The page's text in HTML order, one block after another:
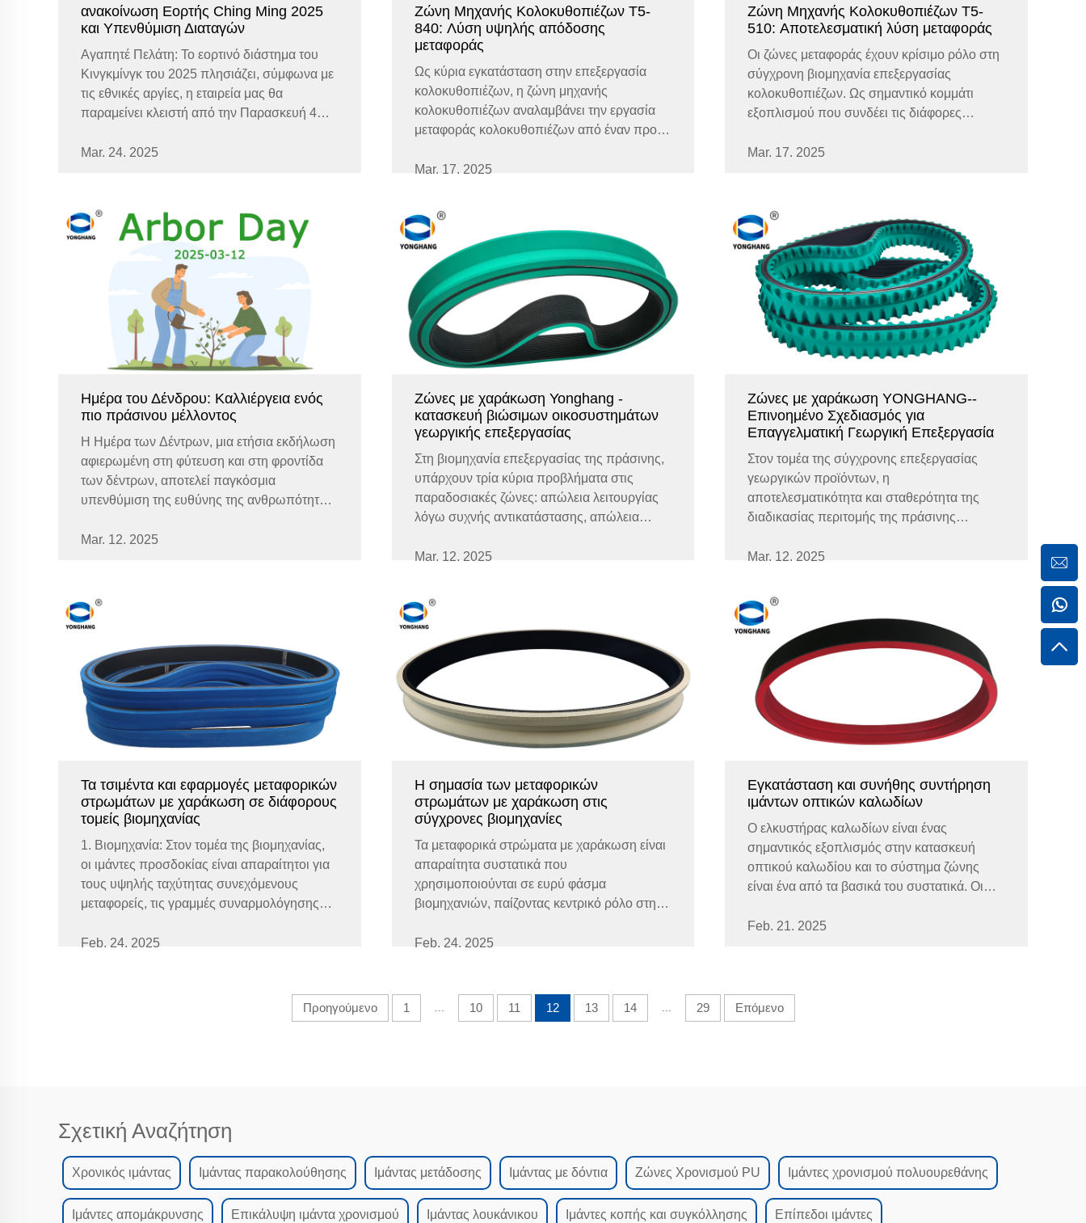
ανακοίνωση Εορτής Ching Ming 2025
και Υπενθύμιση Διαταγών
Αγαπητέ Πελάτη: Το εορτινό διάστημα του
Κινγκμίνγκ του 2025 πλησιάζει, σύμφωνα με
τις εθνικές αργίες, η εταιρεία μας θα
παραμείνει κλειστή από την Παρασκευή 4
Απριλίου 2025. Στη διάρκεια της περιόδου
Mar. 24. 2025
Ζώνη Μηχανής Κολοκυθοπιέζων T5-
840: Λύση υψηλής απόδοσης
μεταφοράς
Ως κύρια εγκατάσταση στην επεξεργασία
κολοκυθοπιέζων, η ζώνη μηχανής
κολοκυθοπιέζων αναλαμβάνει την εργασία
μεταφοράς κολοκυθοπιέζων από έναν προ
κρίσιμη, ειδικά όταν οι κολοκυθοπιέζοι
επεξεργασίας στο knu...
Mar. 17. 2025
Ζώνη Μηχανής Κολοκυθοπιέζων T5-
510: Αποτελεσματική λύση μεταφοράς
Οι ζώνες μεταφοράς έχουν κρίσιμο ρόλο στη
σύγχρονη βιομηχανία επεξεργασίας
κολοκυθοπιέζων. Ως σημαντικό κομμάτι
εξοπλισμού που συνδέει τις διάφορες
κολοκυθοπιέζων πρέπει να είναι ανθεκτική,
510...
Mar. 17. 2025
Ημέρα του Δένδρου: Καλλιέργεια ενός
πιο πράσινου μέλλοντος
Η Ημέρα των Δέντρων, μια ετήσια εκδήλωση
αφιερωμένη στη φύτευση και στη φροντίδα
των δέντρων, αποτελεί παγκόσμια
υπενθύμιση της ευθύνης της ανθρωπότητας
τον 19ο αιώνα, αυτή η ημέρα έχει εξελιχθεί σε
Mar. 12. 2025
Ζώνες με χαράκωση Yonghang -
κατασκευή βιώσιμων οικοσυστημάτων
γεωργικής επεξεργασίας
Στη βιομηχανία επεξεργασίας της πράσινης,
υπάρχουν τρία κύρια προβλήματα στις
παραδοσιακές ζώνες: απώλεια λειτουργίας
λόγω συχνής αντικατάστασης, απώλεια
και κινδύνοι ασφάλειας λόγω χημικής
Mar. 12. 2025
Ζώνες με χαράκωση YONGHANG--
Επινοημένο Σχεδιασμός για
Επαγγελματική Γεωργική Επεξεργασία
Στον τομέα της σύγχρονης επεξεργασίας
γεωργικών προϊόντων, η
αποτελεσματικότητα και σταθερότητα της
διαδικασίας περιτομής της πράσινης
αποτελεσματικότητα της γραμμής
δυνάμεως και καθιστώντας το υλικό
σταθερό, το σχεδιασμός του...
Mar. 12. 2025
Τα τσιμέντα και εφαρμογές μεταφορικών
στρωμάτων με χαράκωση σε διάφορους
τομείς βιομηχανίας
1. Βιομηχανία: Στον τομέα της βιομηχανίας,
οι ιμάντες προσδοκίας είναι απαραίτητοι για
τους υψηλής ταχύτητας συνεχόμενους
μεταφορείς, τις γραμμές συναρμολόγησης
ιμάντες βοηθούν στην ομαλή μεταφορά των
Feb. 24. 2025
Η σημασία των μεταφορικών
στρωμάτων με χαράκωση στις
σύγχρονες βιομηχανίες
Τα μεταφορικά στρώματα με χαράκωση είναι
απαραίτητα συστατικά που
χρησιμοποιούνται σε ευρύ φάσμα
βιομηχανιών, παίζοντας κεντρικό ρόλο στην
και ακρίβειας. Αυτά τα ειδικά σχεδιασμένα
Feb. 24. 2025
Εγκατάσταση και συνήθης συντήρηση
ιμάντων οπτικών καλωδίων
Ο ελκυστήρας καλωδίων είναι ένας
σημαντικός εξοπλισμός στην κατασκευή
οπτικού καλωδίου και το σύστημα ζώνης
είναι ένα από τα βασικά του συστατικά. Οι
άμεσα την απόδοση έλξης και τη διάρκεια
Feb. 21. 2025
Προηγούμενο 1 ... 10 11 12 13 14 ... 29 Επόμενο
Σχετική Αναζήτηση
Χρονικός ιμάντας Ιμάντας παρακολούθησης Ιμάντας μετάδοσης Ιμάντας με δόντια Ζώνες Χρονισμού PU Ιμάντες χρονισμού πολυουρεθάνης
Ιμάντες απομάκρυνσης Επικάλυψη ιμάντα χρονισμού Ιμάντας λουκάνικου Ιμάντες κοπής και συγκόλλησης Επίπεδοι ιμάντες